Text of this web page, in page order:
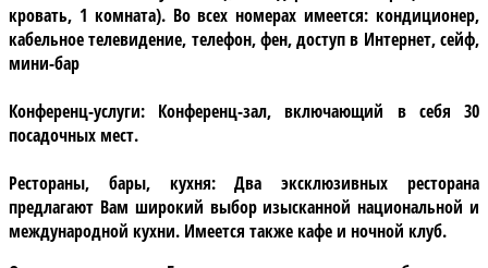
кровать, 1 комната). Во всех номерах имеется: кондиционер,
кабельное телевидение, телефон, фен, доступ в Интернет, сейф,
мини-бар
Конференц-услуги: Конференц-зал, включающий в себя 30
посадочных мест.
Рестораны, бары, кухня:Два эксклюзивных ресторана
предлагают Вам широкий выбор изысканной национальной и
международной кухни. Имеется также кафе и ночной клуб.